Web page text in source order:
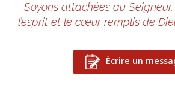
Soyons attachées au
l’esprit et le cœur remplis de
Ècrire un